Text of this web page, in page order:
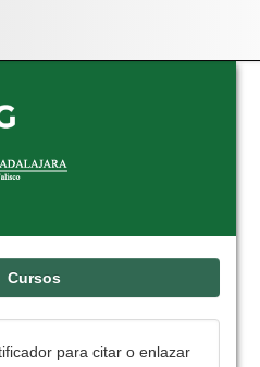
Cursos
para citar o enlazar